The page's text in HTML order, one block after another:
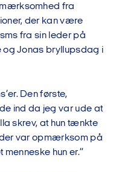
fra
der kan være
fra sin leder på
og Jonas bryllupsdag i
Den første,
ind da jeg var ude at
skrev, at hun tænkte
var opmærksom på
hun er.”